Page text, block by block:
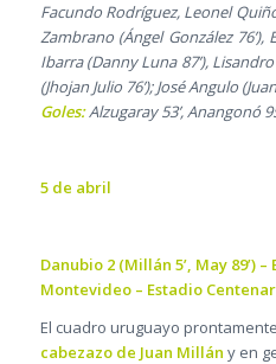
Facundo Rodríguez, Leonel
Zambrano (Ángel González 76’),
Ibarra (Danny Luna 87’),
(Jhojan Julio 76’); José Angulo
Goles:Alzugaray 53’, Anangonó
5 de abril
Danubio 2 (Millán 5’, May 89’) –
Montevideo – Estadio
El cuadro uruguayo
cabezazo de Juan Millán y en